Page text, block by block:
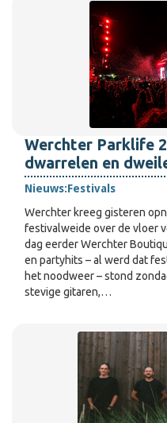
Werchter Parklife
dwarrelen en
Nieuws:Festivals
Werchter kreeg gisteren
festivalweide over de vloer
dag eerder Werchter
en partyhits – al werd dat
het noodweer – stond
stevige gitaren,…